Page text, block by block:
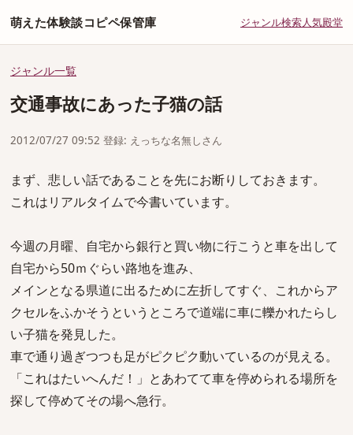
萌えた体験談コピペ保管庫 ジャンル検索人気殿堂
ジャンル一覧
交通事故にあった子猫の話
2012/07/27 09:52 登録: えっちな名無しさん
まず、悲しい話であることを先にお断りしておきます。
これはリアルタイムで今書いています。
今週の月曜、自宅から銀行と買い物に行こうと車を出して
自宅から50ｍぐらい路地を進み、
メインとなる県道に出るために左折してすぐ、これからア
クセルをふかそうというところで道端に車に轢かれたらし
い子猫を発見した。
車で通り過ぎつつも足がピクピク動いているのが見える。
「これはたいへんだ！」とあわてて車を停められる場所を
探して停めてその場へ急行。